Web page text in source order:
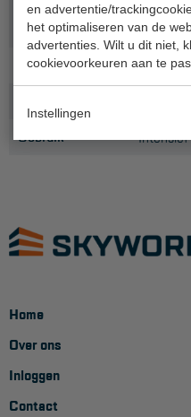
en advertentie/
het optimaliseren van de
advertenties. Wilt u dit niet,
cookievoorkeuren aan te
Instellingen
Project toepassingen
Laagbouw
Hoogbouw
Industrie
Keuring en Inspectie
Valbeveiliging
Reparatie en onderhoud
Maximale
belasting (kg)
150
Gewicht (kg) 4,1
Gebruik Intensief
Home
Over ons
Inloggen
Contact